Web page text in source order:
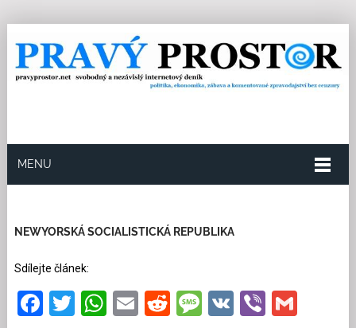
MENU
NEWYORSKÁ SOCIALISTICKÁ REPUBLIKA
Sdílejte článek:
Facebook
Twitter
WhatsApp
EmailRedditMessage
VKViber